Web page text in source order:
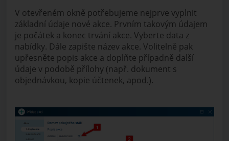
V otevřeném okně potřebujeme nejprve vyplnit
základní údaje nové akce. Prvním takovým údajem
je počátek a konec trvání akce. Vyberte data z
nabídky. Dále zapište název akce. Volitelně pak
upřesněte popis akce a doplňte případně další
údaje v podobě přílohy (např. dokument s
objednávkou, kopie účtenek, apod.).